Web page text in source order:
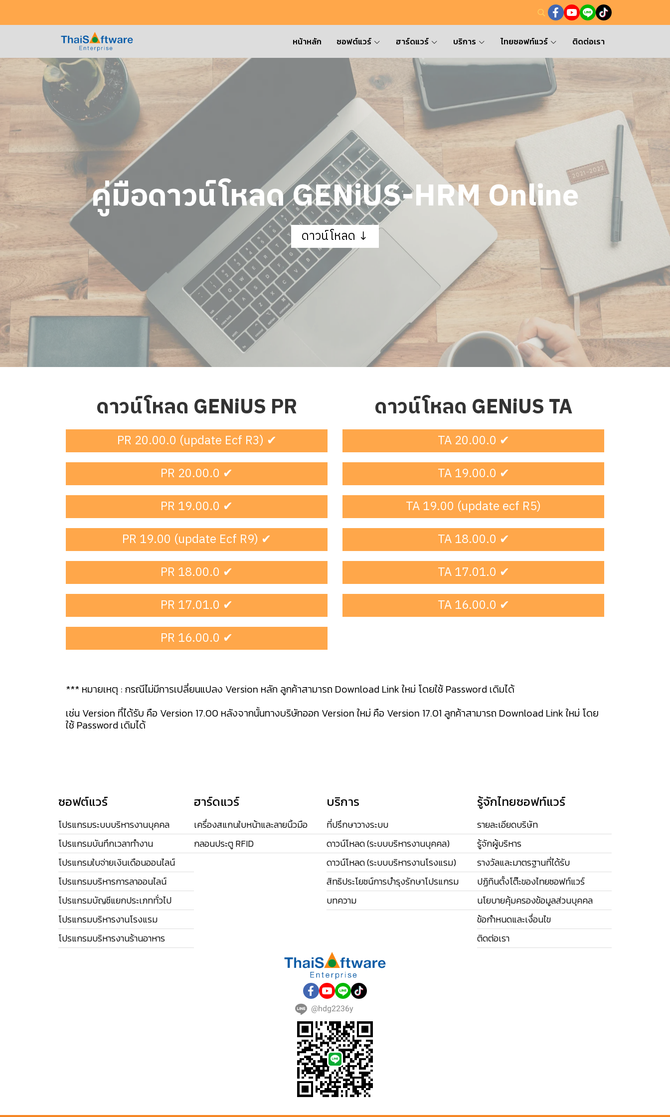
หน้าหลัก ซอฟต์แวร์ ฮาร์ดแวร์ บริการ ไทยซอฟท์แวร์ ติดต่อเรา
คู่มือดาวน์โหลด GENiUS-HRM Online
ดาวน์โหลด ↓
ดาวน์โหลด GENiUS PR
PR 20.00.0 (update Ecf R3) ✔
PR 20.00.0 ✔
PR 19.00.0 ✔
PR 19.00 (update Ecf R9) ✔
PR 18.00.0 ✔
PR 17.01.0 ✔
PR 16.00.0 ✔
ดาวน์โหลด GENiUS TA
TA 20.00.0 ✔
TA 19.00.0 ✔
TA 19.00 (update ecf R5)
TA 18.00.0 ✔
TA 17.01.0 ✔
TA 16.00.0 ✔
*** หมายเหตุ : กรณีไม่มีการเปลี่ยนแปลง Version หลัก ลูกค้าสามารถ Download Link ใหม่ โดยใช้ Password เดิมได้
เช่น Version ที่ได้รับ คือ Version 17.00 หลังจากนั้นทางบริษัทออก Version ใหม่ คือ Version 17.01 ลูกค้าสามารถ Download Link ใหม่ โดย
ใช้ Password เดิมได้
ซอฟต์แวร์
โปรแกรมระบบบริหารงานบุคคล
โปรแกรมบันทึกเวลาทำงาน
โปรแกรมใบจ่ายเงินเดือนออนไลน์
โปรแกรมบริหารการลาออนไลน์
โปรแกรมบัญชีแยกประเภททั่วไป
โปรแกรมบริหารงานโรงแรม
โปรแกรมบริหารงานร้านอาหาร
ฮาร์ดแวร์
เครื่องสแกนใบหน้าและลายนิ้วมือ
กลอนประตู RFID
บริการ
ที่ปรึกษาวางระบบ
ดาวน์โหลด (ระบบบริหารงานบุคคล)
ดาวน์โหลด (ระบบบริหารงานโรงแรม)
สิทธิประโยชน์การบำรุงรักษาโปรแกรม
บทความ
รู้จักไทยซอฟท์แวร์
รายละเอียดบริษัท
รู้จักผู้บริหาร
รางวัลและมาตรฐานที่ได้รับ
ปฏิทินตั้งโต๊ะของไทยซอฟท์แวร์
นโยบายคุ้มครองข้อมูลส่วนบุคคล
ข้อกำหนดและเงื่อนไข
ติดต่อเรา
@hdg2236y